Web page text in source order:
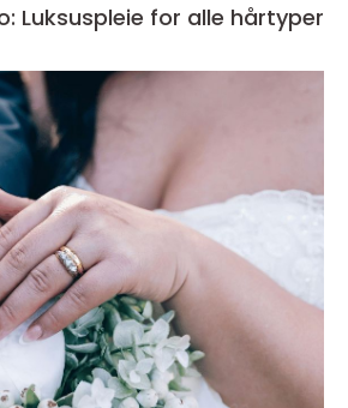
Luksuspleie for alle hårtyper